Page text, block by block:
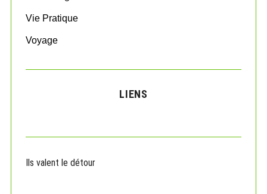
Vie Pratique
Voyage
LIENS
Ils valent le détour